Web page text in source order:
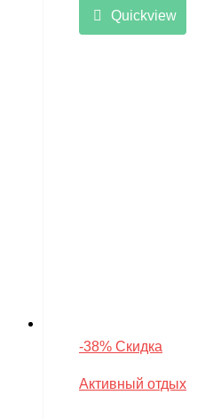
Quickview
-38% Скидка
Активный отдых